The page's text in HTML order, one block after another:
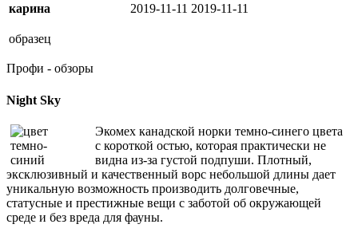
карина
2019-11-11 2019-11-11
образец
Профи - обзоры
Night Sky
Экомех канадской норки темно-синего цвета
с короткой остью, которая практически не
видна из-за густой подпуши. Плотный,
эксклюзивный и качественный ворс небольшой длины дает
уникальную возможность производить долговечные,
статусные и престижные вещи с заботой об окружающей
среде и без вреда для фауны.